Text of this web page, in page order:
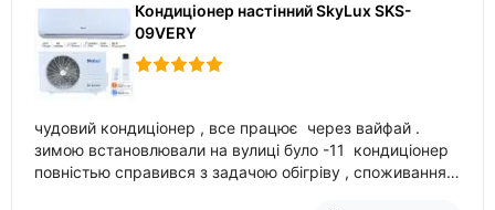
Кондиціонер настінний SkyLux SKS-
09VERY
чудовий кондиціонер , все працює через вайфай .
зимою встановлювали на вулиці було -11 кондиціонер
повністью справився з задачою обігріву , споживання